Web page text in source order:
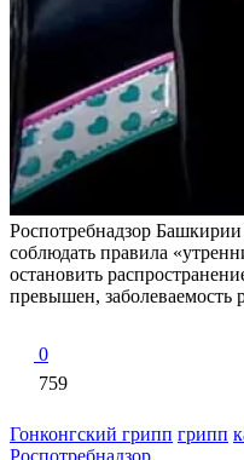
Роспотребнадзор Башкирии
соблюдать правила
остановить
превышен, заболеваемость
0
759
Гонконгский грипп грипп